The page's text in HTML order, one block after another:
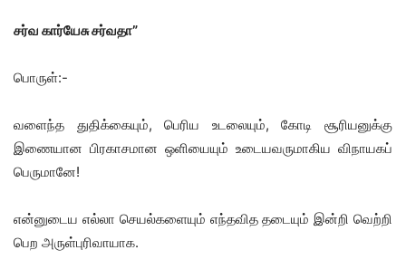
சர்வ கார்யேசு சர்வதா”
பொருள்:-
வளைந்த துதிக்கையும், பெரிய உடலையும், கோடி சூரியனுக்கு
இணையான பிரகாசமான ஒளியையும் உடையவருமாகிய விநாயகப்
பெருமானே!
என்னுடைய எல்லா செயல்களையும் எந்தவித தடையும் இன்றி வெற்றி
பெற அருள்புரிவாயாக.